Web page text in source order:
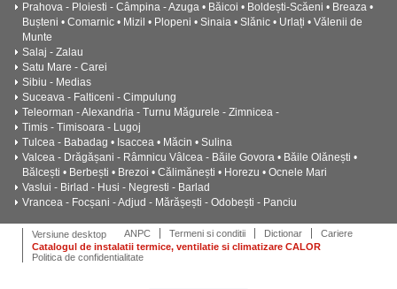
Prahova - Ploiesti - Câmpina - Azuga • Băicoi • Boldești-Scăeni • Breaza •
Bușteni • Comarnic • Mizil • Plopeni • Sinaia • Slănic • Urlați • Vălenii de
Munte
Salaj - Zalau
Satu Mare - Carei
Sibiu - Medias
Suceava - Falticeni - Cimpulung
Teleorman - Alexandria - Turnu Măgurele - Zimnicea -
Timis - Timisoara - Lugoj
Tulcea - Babadag • Isaccea • Măcin • Sulina
Valcea - Drăgășani - Râmnicu Vâlcea - Băile Govora • Băile Olănești •
Bălcești • Berbești • Brezoi • Călimănești • Horezu • Ocnele Mari
Vaslui - Birlad - Husi - Negresti - Barlad
Vrancea - Focșani - Adjud - Mărășești - Odobești - Panciu
Versiune desktop ANPC Termeni si conditii Dictionar
Cariere
Catalogul de instalatii termice, ventilatie si climatizare CALOR
Politica de confidentialitate